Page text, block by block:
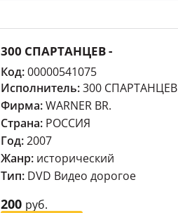
300 СПАРТАНЦЕВ -
Код:00000541075
Исполнитель:300 СПАРТАНЦЕВ
Фирма:WARNER BR.
Страна: РОССИЯ
Год:2007
Жанр: исторический
Тип: DVD Видео дорогое
200 руб.